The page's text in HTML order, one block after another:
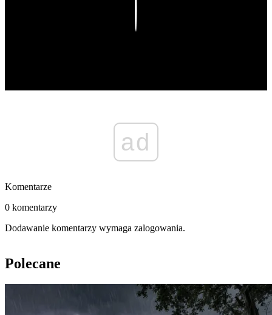
ad
Komentarze
0 komentarzy
Dodawanie komentarzy wymaga zalogowania.
Polecane